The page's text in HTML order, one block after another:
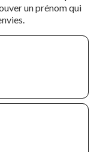
un prénom qui